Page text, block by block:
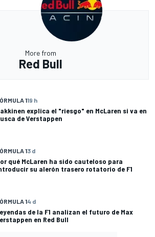
More from
Red Bull
119 h
explica el "riesgo" en McLaren si va en
de Verstappen
13 d
qué McLaren ha sido cauteloso para
su alerón trasero rotatorio de F1
14 d
de la F1 analizan el futuro de Max
en Red Bull